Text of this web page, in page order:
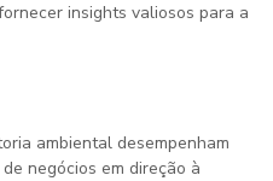
insights valiosos para a
ambiental desempenham
negócios em direção à